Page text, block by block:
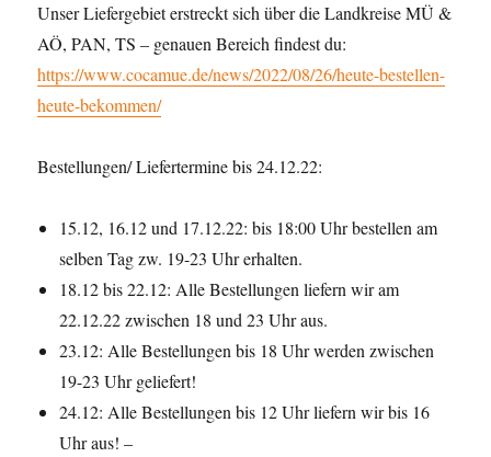
Unser Liefergebiet erstreckt sich über die Landkreise MÜ &
AÖ, PAN, TS – genauen Bereich findest du:
https://www.cocamue.de/news/2022/08/26/heute-bestellen-
heute-bekommen/
Bestellungen/ Liefertermine bis 24.12.22:
15.12, 16.12 und 17.12.22: bis 18:00 Uhr bestellen am
selben Tag zw. 19-23 Uhr erhalten.
18.12 bis 22.12: Alle Bestellungen liefern wir am
22.12.22 zwischen 18 und 23 Uhr aus.
23.12: Alle Bestellungen bis 18 Uhr werden zwischen
19-23 Uhr geliefert!
24.12: Alle Bestellungen bis 12 Uhr liefern wir bis 16
Uhr aus! –